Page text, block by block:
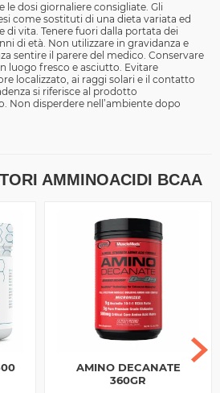
le dosi giornaliere consigliate. Gli
come sostituti di una dieta variata ed
di vita. Tenere fuori dalla portata dei
di età. Non utilizzare in gravidanza e
sentire il parere del medico. Conservare
luogo fresco e asciutto. Evitare
localizzato, ai raggi solari e il contatto
si riferisce al prodotto
Non disperdere nell’ambiente dopo
AMMINOACIDI BCAA
AMINO DECANATE
360GR